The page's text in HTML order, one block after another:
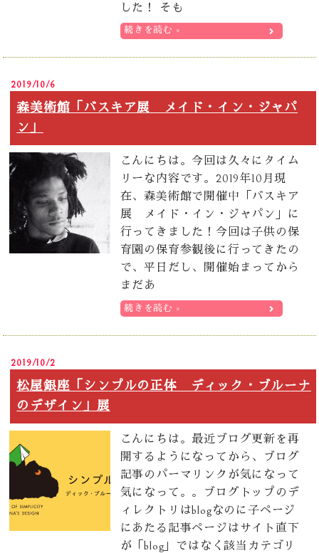
した！ そも
続きを読む »
2019/10/6
森美術館「バスキア展 メイド・イン・ジャパ
ン」
こんにちは。今回は久々にタイム
リーな内容です。2019年10月現
在、森美術館で開催中「バスキア
展 メイド・イン・ジャパン」に
行ってきました！今回は子供の保
育園の保育参観後に行ってきたの
で、平日だし、開催始まってから
まだあ
続きを読む »
2019/10/2
松屋銀座「シンプルの正体 ディック・ブルーナ
のデザイン」展
こんにちは。最近ブログ更新を再
開するようになってから、ブログ
記事のパーマリンクが気になって
気になって。。ブログトップのデ
ィレクトリはblogなのに子ページ
にあたる記事ページはサイト直下
が「blog」ではなく該当カテゴリ